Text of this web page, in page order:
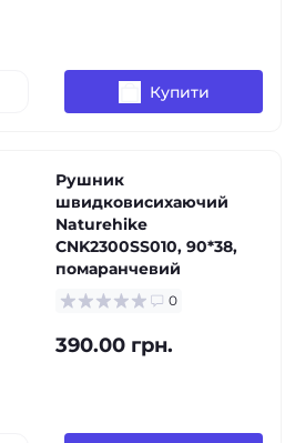
Купити
Рушник
швидковисихаючий
Naturehike
CNK2300SS010, 90*38,
помаранчевий
0
390.00 грн.